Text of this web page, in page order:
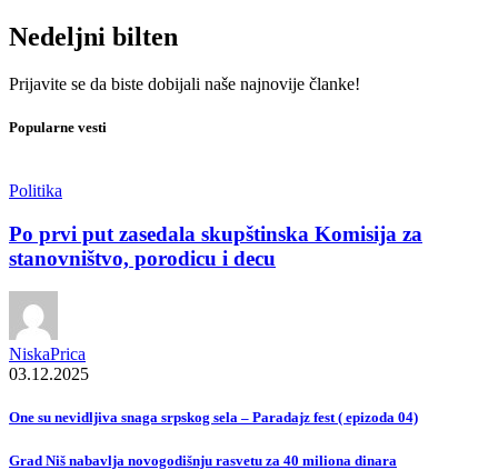
Nedeljni bilten
Prijavite se da biste dobijali naše najnovije članke!
Popularne vesti
Politika
Po prvi put zasedala skupštinska Komisija za
stanovništvo, porodicu i decu
NiskaPrica
03.12.2025
One su nevidljiva snaga srpskog sela – Paradajz fest ( epizoda 04)
Grad Niš nabavlja novogodišnju rasvetu za 40 miliona dinara